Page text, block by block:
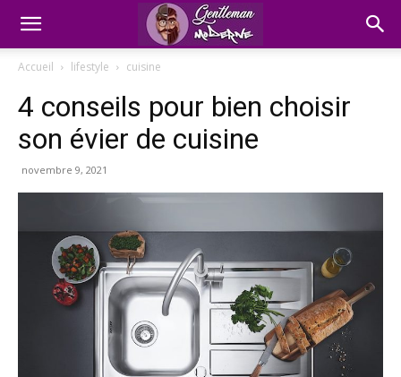
Accueil lifestyle cuisine
4 conseils pour bien choisir
son évier de cuisine
novembre 9, 2021